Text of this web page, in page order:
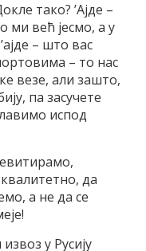
тако? ’Ајде –
ми већ јесмо, а у
– што вас
– то нас
везе, али зашто,
па засучете
испод
да
а не да се
у Русију